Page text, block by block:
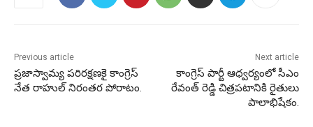
Previous article
ప్రజాస్వామ్య పరిరక్షణకై కాంగ్రెస్
నేత రాహుల్ నిరంతర పోరాటం.
Next article
కాంగ్రెస్ పార్టీ ఆధ్వర్యంలో సీఎం
రేవంత్ రెడ్డి చిత్రపటానికి రైతులు
పాలాభిషేకం.